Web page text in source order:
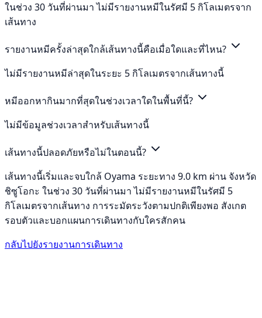
ในช่วง 30 วันที่ผ่านมา ไม่มีรายงานหมีในรัศมี 5 กิโลเมตรจาก
เส้นทาง
รายงานหมีครั้งล่าสุดใกล้เส้นทางนี้คือเมื่อใดและที่ไหน?
ไม่มีรายงานหมีล่าสุดในระยะ 5 กิโลเมตรจากเส้นทางนี้
หมีออกหากินมากที่สุดในช่วงเวลาใดในพื้นที่นี้?
ไม่มีข้อมูลช่วงเวลาสำหรับเส้นทางนี้
เส้นทางนี้ปลอดภัยหรือไม่ในตอนนี้?
เส้นทางนี้เริ่มและจบใกล้ Oyama ระยะทาง 9.0 km ผ่าน จังหวัด
ชิซูโอกะ ในช่วง 30 วันที่ผ่านมา ไม่มีรายงานหมีในรัศมี 5
กิโลเมตรจากเส้นทาง การระมัดระวังตามปกติเพียงพอ สังเกต
รอบตัวและบอกแผนการเดินทางกับใครสักคน
กลับไปยังรายงานการเดินทาง